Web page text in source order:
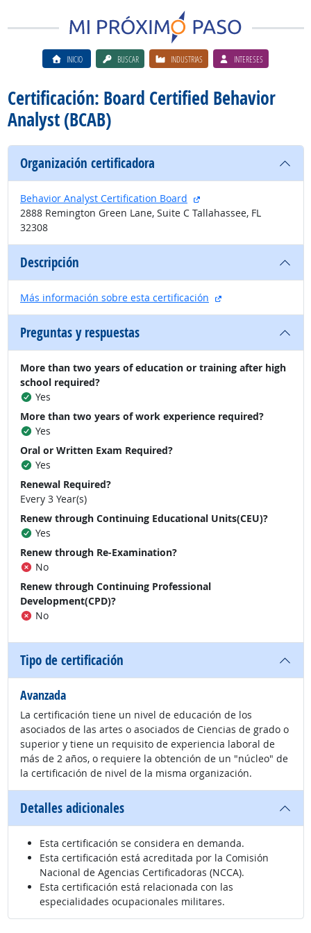
INICIO BUSCAR INDUSTRIAS INTERESES
Certificación: Board Certified Behavior
Analyst (BCAB)
Organización certificadora
Behavior Analyst Certification Board
sitio externo
2888 Remington Green Lane, Suite C Tallahassee, FL
32308
Descripción
Más información sobre esta certificación sitio externo
Preguntas y respuestas
More than two years of education or training after high
school required?
Yes
More than two years of work experience required?
Yes
Oral or Written Exam Required?
Yes
Renewal Required?
Every 3 Year(s)
Renew through Continuing Educational Units(CEU)?
Yes
Renew through Re-Examination?
No
Renew through Continuing Professional
Development(CPD)?
No
Tipo de certificación
Avanzada
La certificación tiene un nivel de educación de los
asociados de las artes o asociados de Ciencias de grado o
superior y tiene un requisito de experiencia laboral de
más de 2 años, o requiere la obtención de un "núcleo" de
la certificación de nivel de la misma organización.
Detalles adicionales
Esta certificación se considera en demanda.
Esta certificación está acreditada por la Comisión
Nacional de Agencias Certificadoras (NCCA).
Esta certificación está relacionada con las
especialidades ocupacionales militares.